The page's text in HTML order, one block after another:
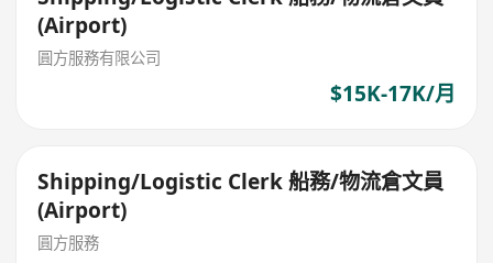
(Airport)
圓方服務有限公司
$15K-17K/月
Shipping/Logistic Clerk 船務/物流倉文員
(Airport)
圓方服務